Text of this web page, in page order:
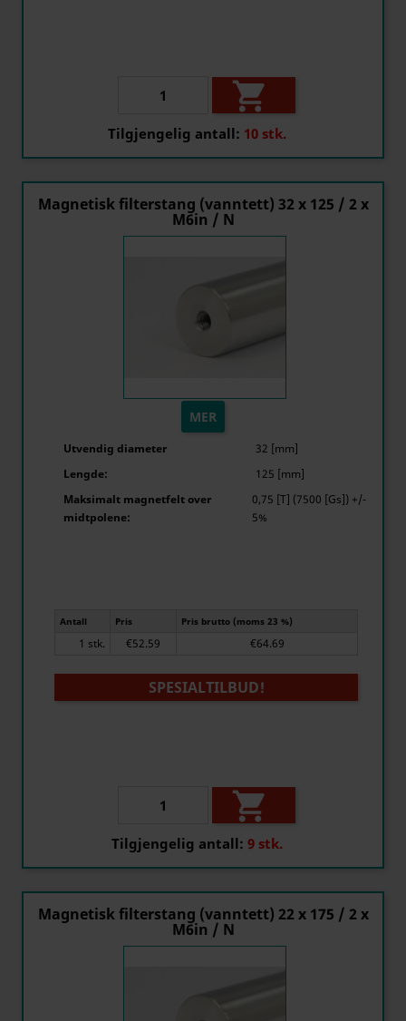

Tilgjengelig antall: 10 stk.
Magnetisk filterstang (vanntett) 32 x 125 / 2 x
M6in / N
MER
Utvendig diameter
32 [mm]
Lengde:
125 [mm]
Maksimalt magnetfelt over
midtpolene:
0,75 [T] (7500 [Gs]) +/-
5%
Antall Pris Pris brutto (moms 23 %)
1 stk. €52.59 €64.69
SPESIALTILBUD!

Tilgjengelig antall: 9 stk.
Magnetisk filterstang (vanntett) 22 x 175 / 2 x
M6in / N